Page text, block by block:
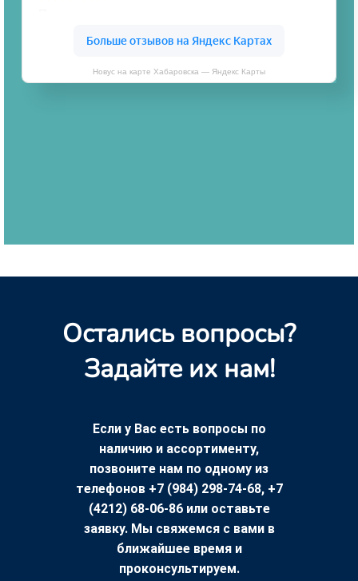
Новус на карте Хабаровска — Яндекс Карты
Остались вопросы?
Задайте их нам!
Если у Вас есть вопросы по
наличию и ассортименту,
позвоните нам по одному из
телефонов +7 (984) 298-74-68, +7
(4212) 68-06-86 или оставьте
заявку. Мы свяжемся с вами в
ближайшее время и
проконсультируем.